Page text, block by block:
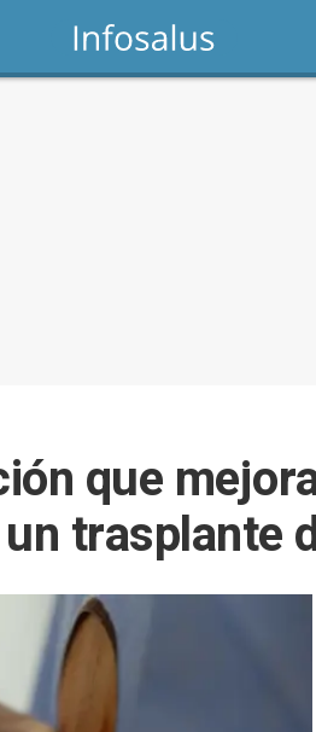
que
trasplante